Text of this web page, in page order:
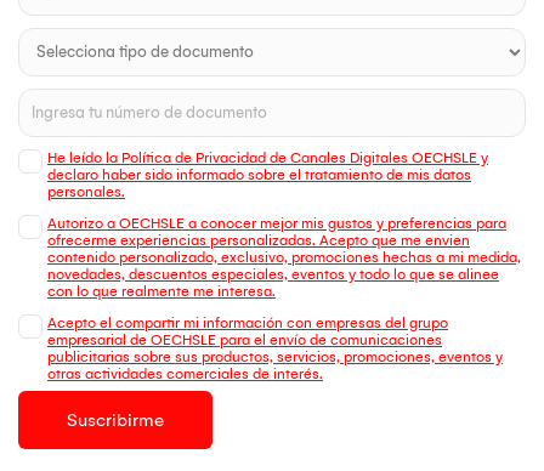
He leído la Política de Privacidad de Canales Digitales OECHSLE y
declaro haber sido informado sobre el tratamiento de mis datos
personales.
Autorizo a OECHSLE a conocer mejor mis gustos y preferencias para
ofrecerme experiencias personalizadas. Acepto que me envien
contenido personalizado, exclusivo, promociones hechas a mi medida,
novedades, descuentos especiales, eventos y todo lo que se alinee
con lo que realmente me interesa.
Acepto el compartir mi información con empresas del grupo
empresarial de OECHSLE para el envío de comunicaciones
publicitarias sobre sus productos, servicios, promociones, eventos y
otras actividades comerciales de interés.
Suscribirme